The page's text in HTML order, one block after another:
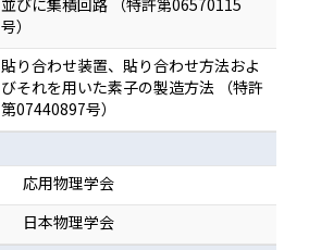
並びに集積回路 （特許第06570115
号）
貼り合わせ装置、貼り合わせ方法およ
びそれを用いた素子の製造方法 （特許
第07440897号）
応用物理学会
日本物理学会